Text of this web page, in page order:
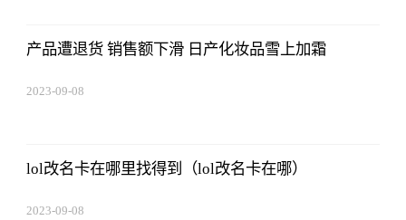
产品遭退货 销售额下滑 日产化妆品雪上加霜
2023-09-08
lol改名卡在哪里找得到（lol改名卡在哪）
2023-09-08